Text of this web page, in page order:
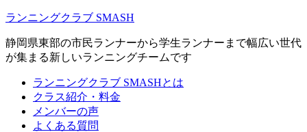
ランニングクラブ SMASH
静岡県東部の市民ランナーから学生ランナーまで幅広い世代
が集まる新しいランニングチームです
ランニングクラブ SMASHとは
クラス紹介・料金
メンバーの声
よくある質問